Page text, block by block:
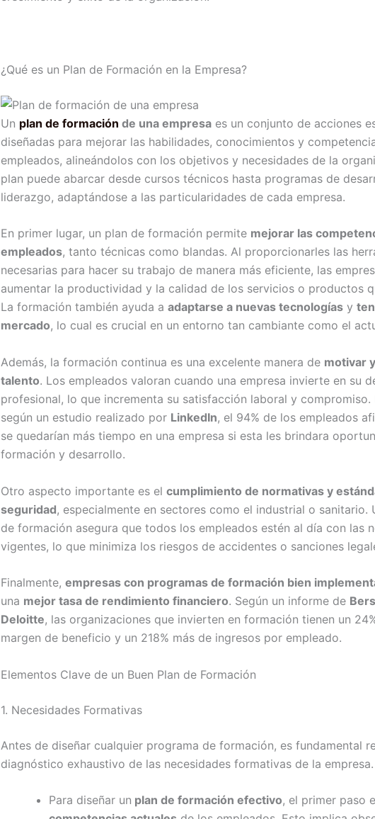
¿Qué es un Plan de Formación en la Empresa?
Un plan de formación de una empresa es un conjunto de acciones
diseñadas para mejorar las habilidades, conocimientos y
empleados, alineándolos con los objetivos y necesidades de la
plan puede abarcar desde cursos técnicos hasta programas de
liderazgo, adaptándose a las particularidades de cada empresa.
En primer lugar, un plan de formación permite mejorar las
empleados, tanto técnicas como blandas. Al proporcionarles las
necesarias para hacer su trabajo de manera más eficiente, las
aumentar la productividad y la calidad de los servicios o productos
La formación también ayuda a adaptarse a nuevas tecnologías y
mercado, lo cual es crucial en un entorno tan cambiante como el
Además, la formación continua es una excelente manera de motivar
talento. Los empleados valoran cuando una empresa invierte en su
profesional, lo que incrementa su satisfacción laboral y compromiso.
según un estudio realizado por LinkedIn, el 94% de los empleados
se quedarían más tiempo en una empresa si esta les brindara
formación y desarrollo.
Otro aspecto importante es el cumplimiento de normativas y
seguridad, especialmente en sectores como el industrial o sanitario.
de formación asegura que todos los empleados estén al día con las
vigentes, lo que minimiza los riesgos de accidentes o sanciones
Finalmente, empresas con programas de formación bien
una mejor tasa de rendimiento financiero. Según un informe de
Deloitte, las organizaciones que invierten en formación tienen un
margen de beneficio y un 218% más de ingresos por empleado.
Elementos Clave de un Buen Plan de Formación
1. Necesidades Formativas
Antes de diseñar cualquier programa de formación, es fundamental
diagnóstico exhaustivo de las necesidades formativas de la
Para diseñar un plan de formación efectivo, el primer paso